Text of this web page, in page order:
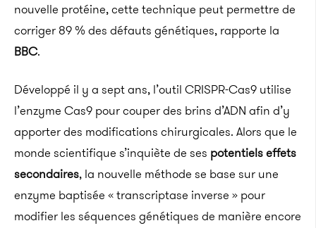
nouvelle protéine, cette technique peut permettre de
corriger 89 % des défauts génétiques, rapporte la
BBC.
Développé il y a sept ans, l’outil CRISPR-Cas9 utilise
l’enzyme Cas9 pour couper des brins d’ADN afin d’y
apporter des modifications chirurgicales. Alors que le
monde scientifique s’inquiète de ses potentiels effets
secondaires, la nouvelle méthode se base sur une
enzyme baptisée « transcriptase inverse » pour
modifier les séquences génétiques de manière encore